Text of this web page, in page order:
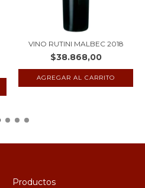
VINO RUTINI MALBEC 2018
$38.868,00
Productos